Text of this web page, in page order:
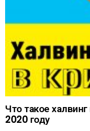
Что такое
2020 году